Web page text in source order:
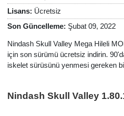
Lisans: Ücretsiz
Son Güncelleme: Şubat 09, 2022
Nindash Skull Valley Mega Hileli
için son sürümü ücretsiz indirin.
iskelet sürüsünü yenmesi gereken
Nindash Skull Valley